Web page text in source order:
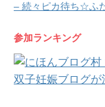
– 続々ピカ待ち☆ふ
参加ランキング
双子妊娠ブログが